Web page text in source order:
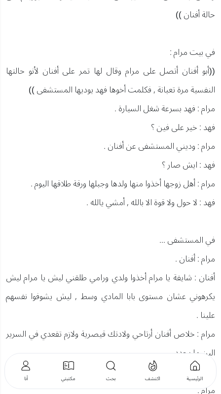
حالة أفنان ))
في بيت مرام :
((أبو أفنان أتصل على مرام وقال لها تمر على أفنان لأنو حالتها
النفسية مرة تعبانة , فكلمت أخوها فهد يوديها المستشفى ))
مرام : فهد بسرعة شغل السيارة .
فهد : خير على فين ؟
مرام : وديني المستشفى عن أفنان .
فهد : ايش صار ؟
مرام : أهل زوجها أخذوا منها ولدها وجبلها ورقة طلاقها اليوم .
فهد : لا حول ولا قوة الا بالله , أمشي يالله .
في المستشفى ...
مرام : أفنان .
أفنان : شايفة يا مرام أخذوا ولدي ورامي طلقني ليش يا مرام ليش
يكرهوني عشان مستوى بابا المادي وسط , ليش يشوفوا نفسهم
علينا .
مرام : خلاص أفنان أرتاحي ولادتك قيصرية ولازم تقعدي في السرير
الين ما يحدد.....
أفنان : مرام بالله عليكي أنا كم مرة ساعدتك وأتوسط لكِ قولي يا
مرام .
الرئيسية اكتشف بحث مكتبتي أنا